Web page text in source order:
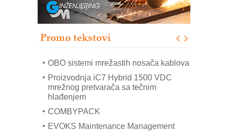
Promo tekstovi
RMQ-TITAN ADVANCED INDICATOR
– Pametna signalizacija za efikasnije
upravljanje mašinama
Mitutoyo Crysta-Apex V PLUS: Nova
OBO sistemi mrežastih nosača kablova
Proizvodnja iC7 Hybrid 1500 VDC
mrežnog pretvarača sa tečnim
hlađenjem
COMBYPACK
EVOKS Maintenance Management